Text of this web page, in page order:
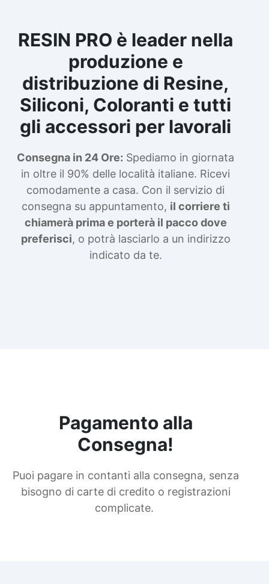
RESIN PRO è leader nella
produzione e
distribuzione di Resine,
Siliconi, Coloranti e tutti
gli accessori per lavorali
Consegna in 24 Ore: Spediamo in giornata
in oltre il 90% delle località italiane. Ricevi
comodamente a casa. Con il servizio di
consegna su appuntamento, il corriere ti
chiamerà prima e porterà il pacco dove
preferisci, o potrà lasciarlo a un indirizzo
indicato da te.
Pagamento alla
Consegna!
Puoi pagare in contanti alla consegna, senza
bisogno di carte di credito o registrazioni
complicate.